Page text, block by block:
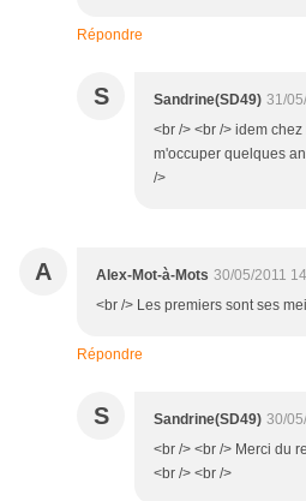
Répondre
S Sandrine(SD49) 31/
<br /> <br /> idem
m'occuper quelques
/>
A Alex-Mot-à-Mots 30/05/2011
<br /> Les premiers sont ses
Répondre
S Sandrine(SD49) 30/
<br /> <br /> Merci du
<br /> <br />